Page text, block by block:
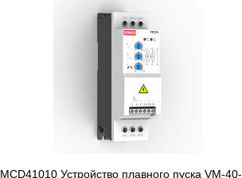
MCD41010 Устройство плавного пуска VM-40-